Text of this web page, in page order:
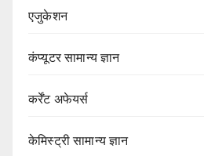
एजुकेशन
कंप्यूटर सामान्य ज्ञान
कर्रेंट अफेयर्स
केमिस्ट्री सामान्य ज्ञान